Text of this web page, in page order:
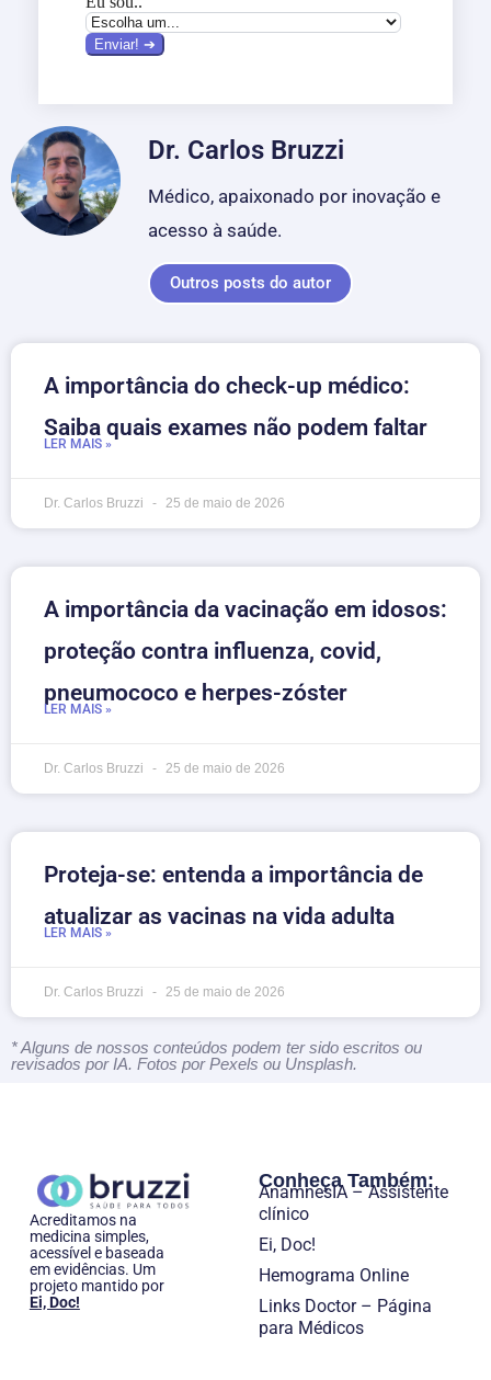
Dr. Carlos Bruzzi
Médico, apaixonado por inovação e
acesso à saúde.
Outros posts do autor
A importância do check-up médico:
Saiba quais exames não podem faltar
LER MAIS »
Dr. Carlos Bruzzi 25 de maio de 2026
A importância da vacinação em idosos:
proteção contra influenza, covid,
pneumococo e herpes-zóster
LER MAIS »
Dr. Carlos Bruzzi 25 de maio de 2026
Proteja-se: entenda a importância de
atualizar as vacinas na vida adulta
LER MAIS »
Dr. Carlos Bruzzi 25 de maio de 2026
* Alguns de nossos conteúdos podem ter sido escritos ou
revisados por IA. Fotos por Pexels ou Unsplash.
Acreditamos na
medicina simples,
acessível e baseada
em evidências. Um
projeto mantido por
Ei, Doc!
Conheça Também:
AnamnesIA – Assistente
clínico
Ei, Doc!
Hemograma Online
Links Doctor – Página
para Médicos